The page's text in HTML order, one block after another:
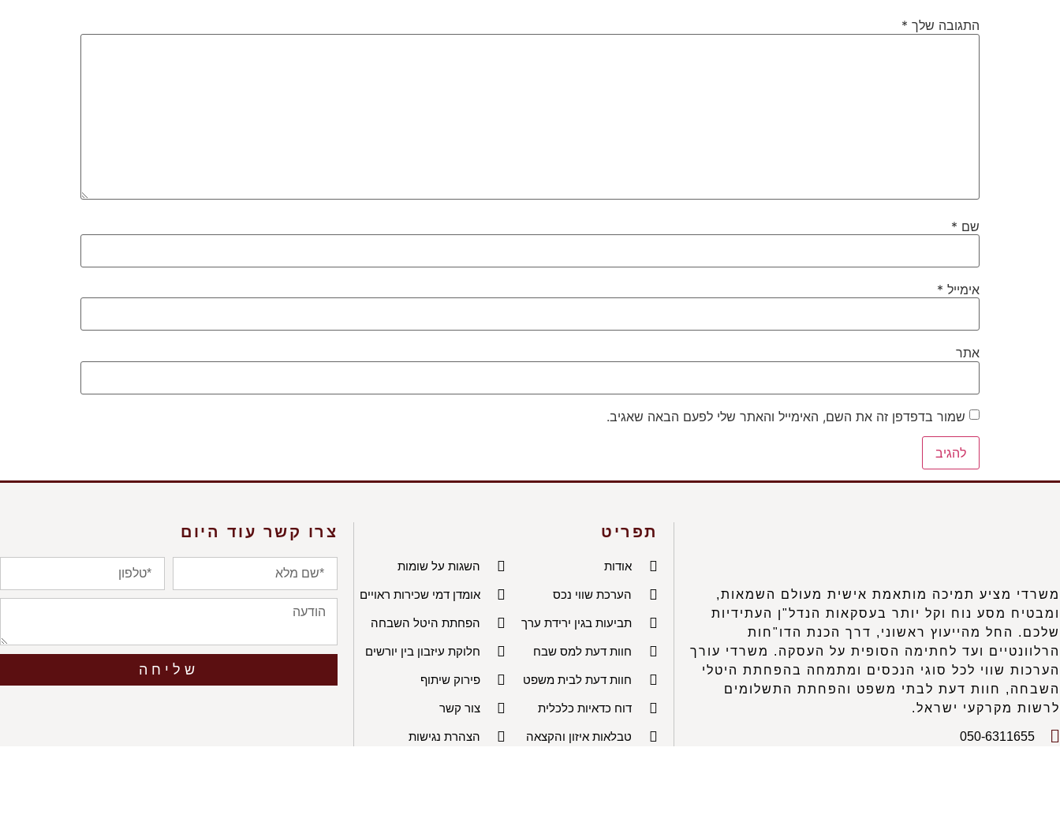
התגובה שלך *
שם *
אימייל *
אתר
שמור בדפדפן זה את השם, האימייל והאתר שלי לפעם הבאה שאגיב.
משרדי מציע תמיכה מותאמת אישית מעולם השמאות,
ומבטיח מסע נוח וקל יותר בעסקאות הנדל"ן העתידיות
שלכם. החל מהייעוץ ראשוני, דרך הכנת הדו"חות
הרלוונטיים ועד לחתימה הסופית על העסקה. משרדי עורך
הערכות שווי לכל סוגי הנכסים ומתמחה בהפחתת היטלי
השבחה, חוות דעת לבתי משפט והפחתת התשלומים
לרשות מקרקעי ישראל.
050-6311655
תפריט
אודות
הערכת שווי נכס
תביעות בגין ירידת ערך
חוות דעת למס שבח
חוות דעת לבית משפט
דוח כדאיות כלכלית
טבלאות איזון והקצאה
השגות על שומות
אומדן דמי שכירות ראויים
הפחתת היטל השבחה
חלוקת עיזבון בין יורשים
פירוק שיתוף
צור קשר
הצהרת נגישות
צרו קשר עוד היום
שליחה